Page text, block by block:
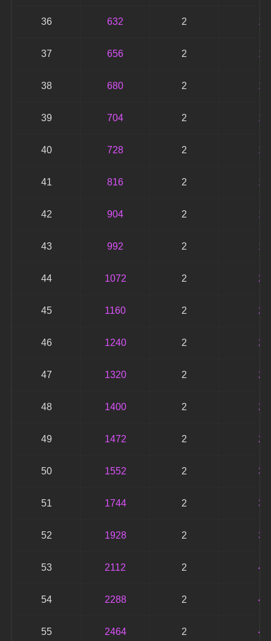
36 632 2
37 656 2
38 680 2
39 704 2
40 728 2
41 816 2
42 904 2
43 992 2
44 1072 2
45 1160 2
46 1240 2
47 1320 2
48 1400 2
49 1472 2
50 1552 2
51 1744 2
52 1928 2
53 2112 2
54 2288 2
55 2464 2